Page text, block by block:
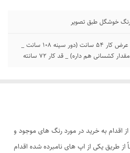
📏 عرض کار 54 سانت (دور سینه 108 سانت _
کشسانی هم داره) _ قد کار 72 سانته
به خرید در مورد رنگ های موجود و
از طریق یکی از اپ های نامبرده شده اقدام